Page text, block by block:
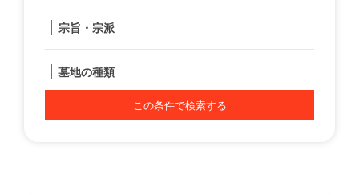
宗旨・宗派
墓地の種類
この条件で検索する